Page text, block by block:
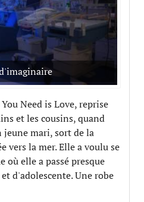
Need is Love, reprise
et les cousins, quand
jeune mari, sort de la
vers la mer. Elle a voulu se
où elle a passé presque
d'adolescente. Une robe